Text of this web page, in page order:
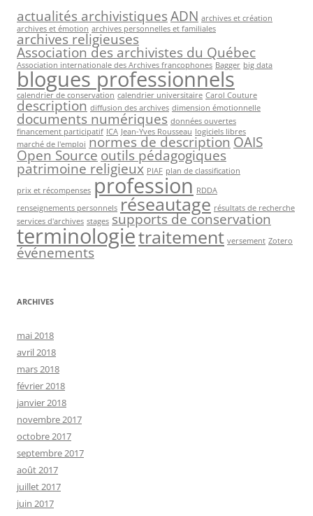
actualités archivistiquesADN archives et création
archives et émotion archives personnelles et familiales
archives religieuses
Association des archivistes du Québec
Association internationale des Archives francophones Bagger big data
blogues professionnels
calendrier de conservation calendrier universitaire Carol Couture
description diffusion des archives dimension émotionnelle
documents numériques données ouvertes
financement participatif ICA Jean-Yves Rousseau logiciels libres
marché de l'emploi normes de descriptionOAIS
Open Source outils pédagogiques
patrimoine religieux PIAF plan de classification
prix et récompenses profession RDDA
renseignements personnels réseautage résultats de recherche
services d'archives stages supports de conservation
terminologietraitement versement Zotero
événements
ARCHIVES
mai 2018
avril 2018
mars 2018
février 2018
janvier 2018
novembre 2017
octobre 2017
septembre 2017
août 2017
juillet 2017
juin 2017